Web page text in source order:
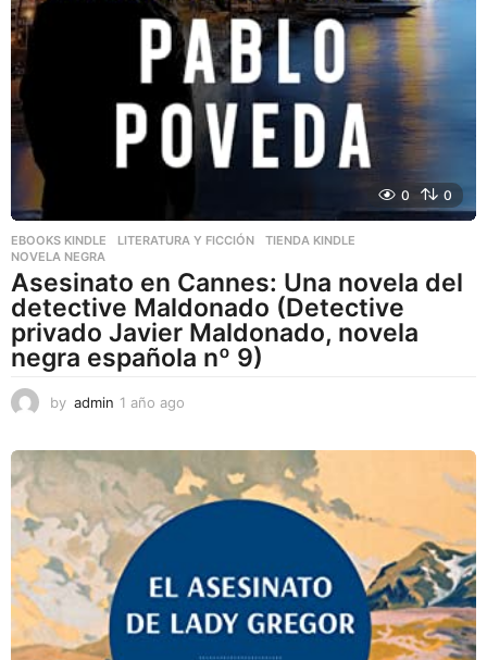
0 0
EBOOKS KINDLE ,LITERATURA Y FICCIÓN ,TIENDA KINDLE
NOVELA NEGRA
Asesinato en Cannes: Una novela del
detective Maldonado (Detective
privado Javier Maldonado, novela
negra española nº 9)
by admin 1 año ago
o
a
g